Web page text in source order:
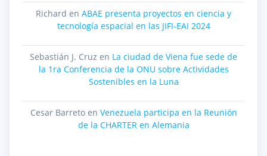
Richard en ABAE presenta proyectos en ciencia y
tecnología espacial en las JIFI-EAI 2024
Sebastián J. Cruz en La ciudad de Viena fue sede de
la 1ra Conferencia de la ONU sobre Actividades
Sostenibles en la Luna
Cesar Barretoen Venezuela participa en la Reunión
de la CHARTER en Alemania